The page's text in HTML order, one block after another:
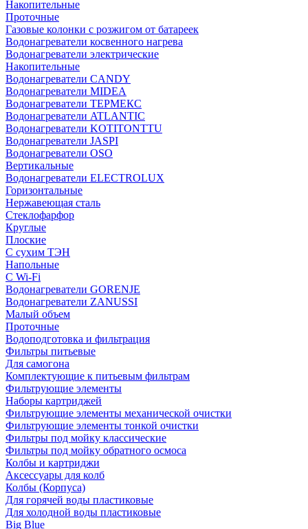
Накопительные
Проточные
Газовые колонки с розжигом от батареек
Водонагреватели косвенного нагрева
Водонагреватели электрические
Накопительные
Водонагреватели CANDY
Водонагреватели MIDEA
Водонагреватели ТЕРМЕКС
Водонагреватели ATLANTIC
Водонагреватели KOTITONTTU
Водонагреватели JASPI
Водонагреватели OSO
Вертикальные
Водонагреватели ELECTROLUX
Горизонтальные
Нержавеющая сталь
Стеклофарфор
Круглые
Плоские
С сухим ТЭН
Напольные
С Wi-Fi
Водонагреватели GORENJE
Водонагреватели ZANUSSI
Малый объем
Проточные
Водоподготовка и фильтрация
Фильтры питьевые
Для самогона
Комплектующие к питьевым фильтрам
Фильтрующие элементы
Наборы картриджей
Фильтрующие элементы механической очистки
Фильтрующие элементы тонкой очистки
Фильтры под мойку классические
Фильтры под мойку обратного осмоса
Колбы и картриджи
Аксессуары для колб
Колбы (Корпуса)
Для горячей воды пластиковые
Для холодной воды пластиковые
Big Blue